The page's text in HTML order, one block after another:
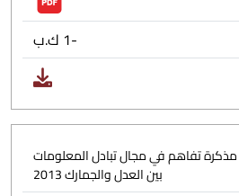
-1 ك.ب
مذكرة تفاهم في مجال تبادل المعلومات
بين العدل والجمارك 2013